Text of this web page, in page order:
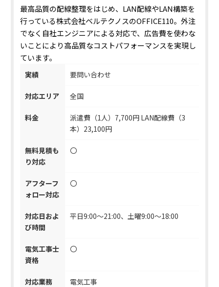
最高品質の配線整理をはじめ、LAN配線やLAN構築を
行っている株式会社ベルテクノスのOFFICE110。外注
でなく自社エンジニアによる対応で、広告費を使わな
いことにより高品質なコストパフォーマンスを実現し
ています。
実績 要問い合わせ
対応エリア 全国
料金
派遣費（1人）7,700円 LAN配線費（3
本）23,100円
無料見積も
り対応
〇
アフターフ
ォロー対応
〇
対応日およ
び時間
平日9:00～21:00、土曜9:00～18:00
電気工事士
資格
〇
対応業務 電気工事